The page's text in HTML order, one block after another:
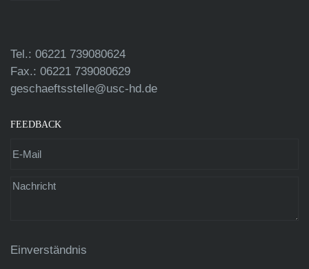
Tel.: 06221 739080624
Fax.: 06221 739080629
geschaeftsstelle@usc-hd.de
FEEDBACK
Einverständnis